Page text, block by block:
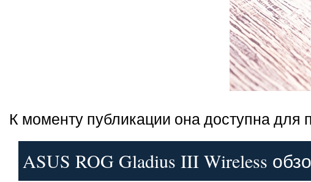
К моменту публикации она доступна для
ASUS ROG Gladius III Wireless